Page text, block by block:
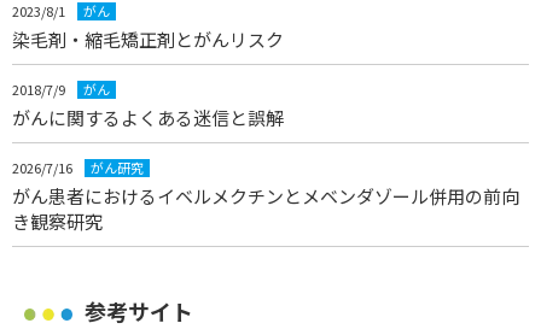
2023/8/1 がん
染毛剤・縮毛矯正剤とがんリスク
2018/7/9 がん
がんに関するよくある迷信と誤解
2026/7/16 がん研究
がん患者におけるイベルメクチンとメベンダゾール併用の前向
き観察研究
参考サイト